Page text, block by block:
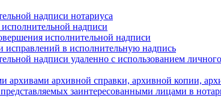
надписи нотариуса
надписи
исполнительной надписи
исправлений в исполнительную надпись
надписи удаленно с использованием
архивами архивной справки, архивной копии,
заинтересованными лицами в